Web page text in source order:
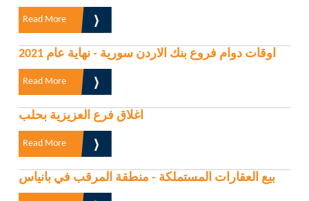
Read More
اوقات دوام فروع بنك الاردن سورية - نهاية عام 2021
Read More
اغلاق فرع العزيزية بحلب
Read More
بيع العقارات المستملكة - منطقة المرقب في بانياس